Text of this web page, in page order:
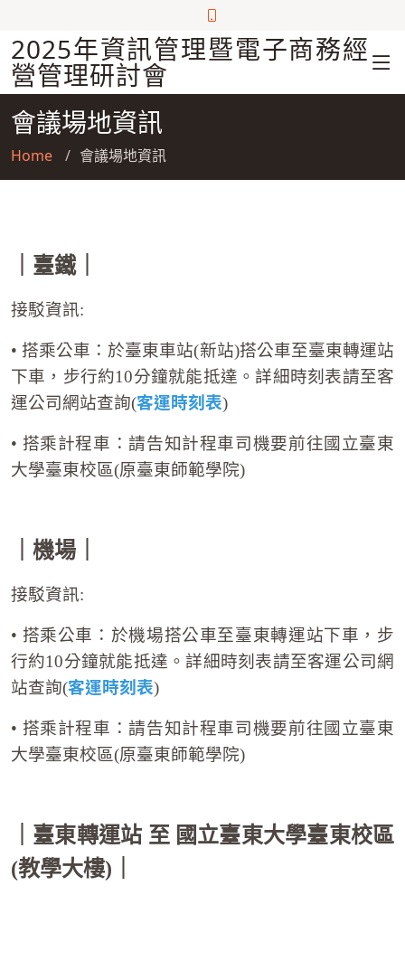
2025年資訊管理暨電子商務經
營管理研討會
會議場地資訊
Home 會議場地資訊
｜臺鐵｜
接駁資訊:
• 搭乘公車：於臺東車站(新站)搭公車至臺東轉運站
下車，步行約10分鐘就能抵達。詳細時刻表請至客
運公司網站查詢(客運時刻表)
• 搭乘計程車：請告知計程車司機要前往國立臺東
大學臺東校區(原臺東師範學院)
｜機場｜
接駁資訊:
• 搭乘公車：於機場搭公車至臺東轉運站下車，步
行約10分鐘就能抵達。詳細時刻表請至客運公司網
站查詢(客運時刻表)
• 搭乘計程車：請告知計程車司機要前往國立臺東
大學臺東校區(原臺東師範學院)
｜臺東轉運站 至 國立臺東大學臺東校區
(教學大樓)｜